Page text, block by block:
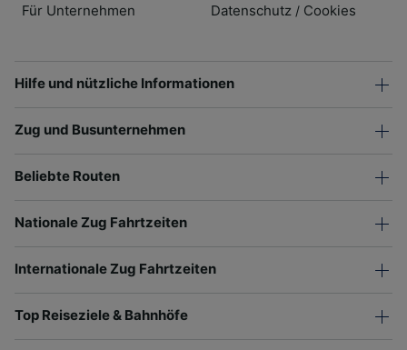
Für Unternehmen Datenschutz / Cookies
Hilfe und nützliche Informationen
Zug und Busunternehmen
Beliebte Routen
Nationale Zug Fahrtzeiten
Internationale Zug Fahrtzeiten
Top Reiseziele & Bahnhöfe